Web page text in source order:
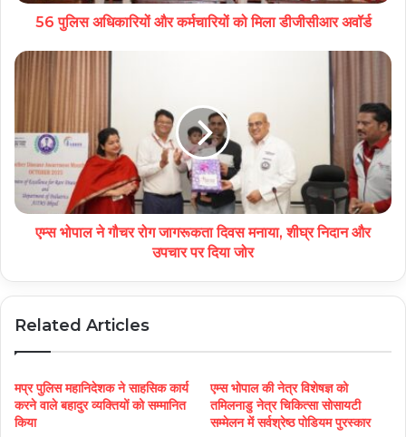
56 पुलिस अधिकारियों और कर्मचारियों को मिला डीजीसीआर अवॉर्ड
एम्स भोपाल ने गौचर रोग जागरूकता दिवस मनाया, शीघ्र निदान और
उपचार पर दिया जोर
Related Articles
मप्र पुलिस महानिदेशक ने साहसिक कार्य
करने वाले बहादुर व्यक्तियों को सम्मानित
किया
एम्स भोपाल की नेत्र विशेषज्ञ को
तमिलनाडु नेत्र चिकित्सा सोसायटी
सम्मेलन में सर्वश्रेष्ठ पोडियम पुरस्कार